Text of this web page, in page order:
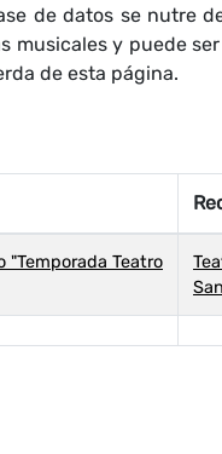
de datos se nutre
musicales y puede
de esta página.
Teatro